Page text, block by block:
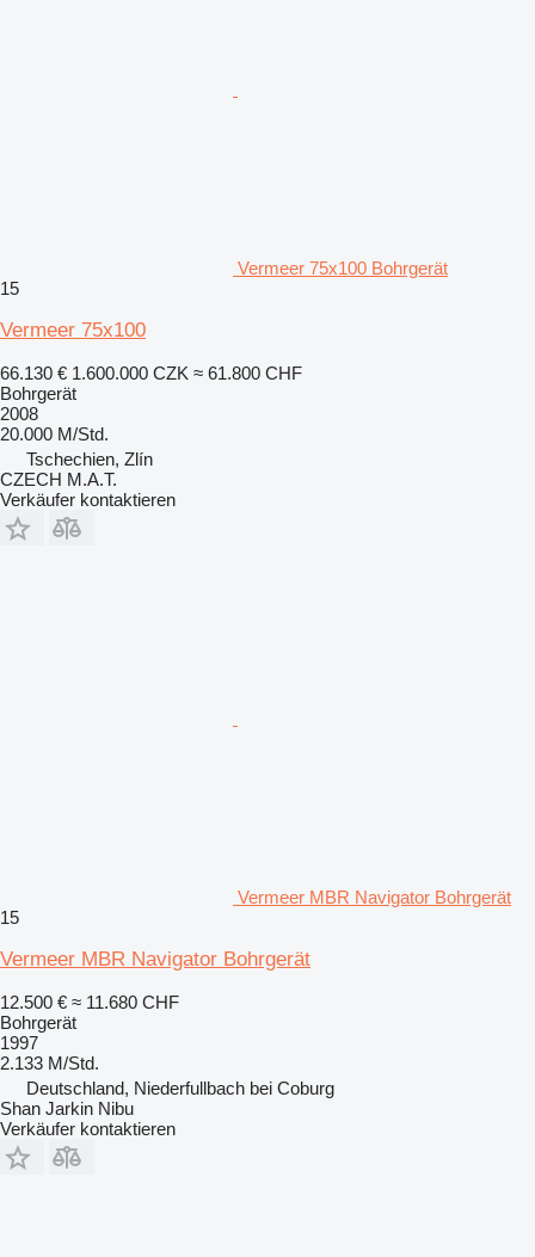
Vermeer 75x100 Bohrgerät
15
Vermeer 75x100
66.130 € 1.600.000 CZK ≈ 61.800 CHF
Bohrgerät
2008
20.000 M/Std.
Tschechien, Zlín
CZECH M.A.T.
Verkäufer kontaktieren
Vermeer MBR Navigator Bohrgerät
15
Vermeer MBR Navigator Bohrgerät
12.500 € ≈ 11.680 CHF
Bohrgerät
1997
2.133 M/Std.
Deutschland, Niederfullbach bei Coburg
Shan Jarkin Nibu
Verkäufer kontaktieren